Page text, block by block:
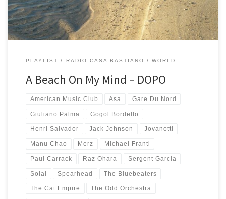
PLAYLIST RADIO CASA BASTIANO WORLD
A Beach On My Mind – DOPO
American Music Club Asa Gare Du Nord
Giuliano Palma Gogol Bordello
Henri Salvador Jack Johnson Jovanotti
Manu Chao Merz Michael Franti
Paul Carrack Raz Ohara Sergent Garcia
Solal Spearhead The Bluebeaters
The Cat Empire The Odd Orchestra